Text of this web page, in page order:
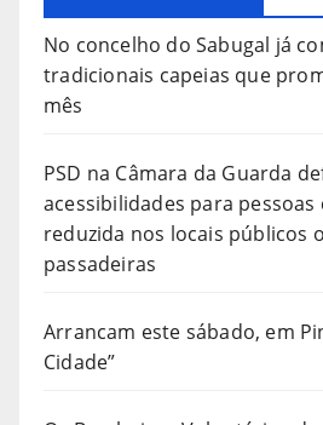
No concelho do Sabugal já
tradicionais capeias que
mês
PSD na Câmara da Guarda
acessibilidades para
reduzida nos locais públicos
passadeiras
Arrancam este sábado, em
Cidade”